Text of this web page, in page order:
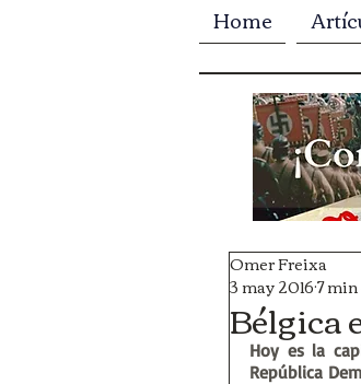
Home
Bélgica
Omer Freixa
3 may 20167
Hoy es la
República